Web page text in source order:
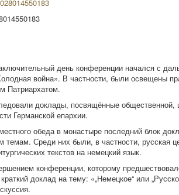
день конференции начался с
война». В частности, были освещены
Патриархатом.
доклады, посвящённые общественной,
Германской епархии.
обеда в монастыре последний блок
темам. Среди них были, в частности, русская
текстов на немецкий язык.
конференции, которому
доклад на тему: «„Немецкое“ или